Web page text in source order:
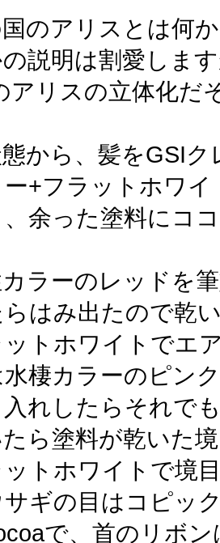
のアリスとは何
説明は割愛しま
アリスの立体化だ
から、髪をGSI
+フラットホワ
、余った塗料にコ
ラーのレッドを
はみ出たので乾
ットホワイトでエ
棲カラーのピン
れしたらそれで
ら塗料が乾いた
トホワイトで境
ギの目はコピッ
で、首のリボ